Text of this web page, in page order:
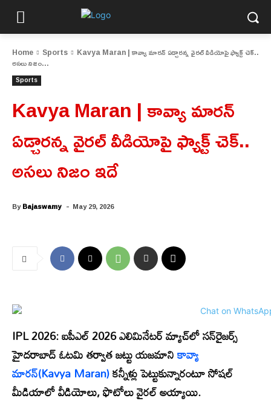
Home Sports Kavya Maran | కావ్యా మారన్ ఏడ్చారన్న వైరల్ వీడియోపై ఫ్యాక్ట్ చెక్..
అసలు నిజం...
Sports
Kavya Maran | కావ్యా మారన్
ఏడ్చారన్న వైరల్ వీడియోపై ఫ్యాక్ట్ చెక్..
అసలు నిజం ఇదే
ByBajaswamy - May 29, 2026
IPL 2026:ఐపీఎల్ 2026 ఎలిమినేటర్ మ్యాచ్‌లో సన్‌రైజర్స్
హైదరాబాద్ ఓటమి తర్వాత జట్టు యజమానికావ్యా
మారన్(Kavya Maran)కన్నీళ్లు పెట్టుకున్నారంటూ సోషల్
మీడియాలో వీడియోలు, ఫొటోలు వైరల్ అయ్యాయి.